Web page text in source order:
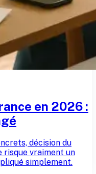
en 2026 :
décision du
risque vraiment un
simplement.